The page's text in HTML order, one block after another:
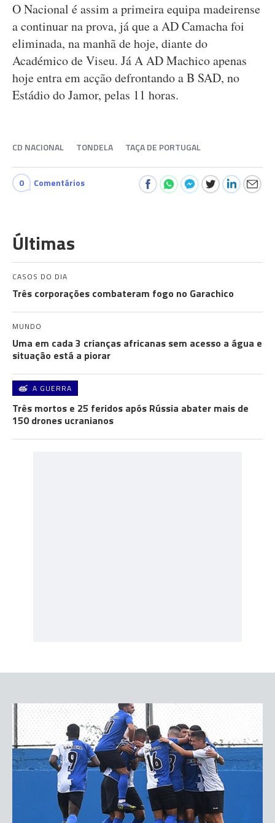
O Nacional é assim a primeira equipa madeirense
a continuar na prova, já que a AD Camacha foi
eliminada, na manhã de hoje, diante do
Académico de Viseu. Já A AD Machico apenas
hoje entra em acção defrontando a B SAD, no
Estádio do Jamor, pelas 11 horas.
CD NACIONAL TONDELA TAÇA DE PORTUGAL
0 Comentários
Últimas
CASOS DO DIA
Três corporações combateram fogo no Garachico
MUNDO
Uma em cada 3 crianças africanas sem acesso a água e
situação está a piorar
A GUERRA
Três mortos e 25 feridos após Rússia abater mais de
150 drones ucranianos